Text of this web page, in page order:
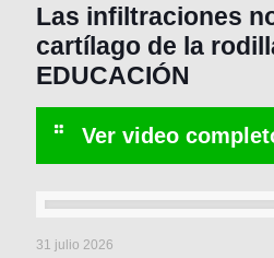
Las infiltraciones
cartílago de la
EDUCACIÓN
31 julio 2026